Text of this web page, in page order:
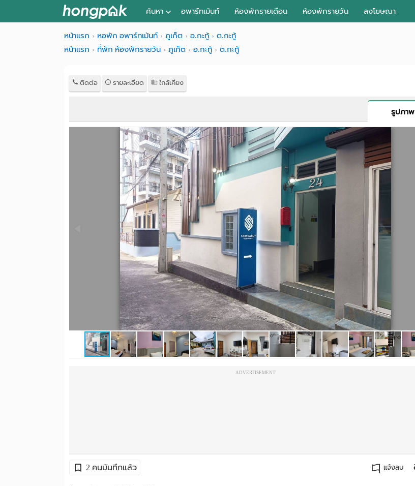
ค้นหา
หอพัก ใกล้ฉัน
ค้นจากสถานีรถไฟฟ้า
ค้นแบบละเอียด
อพาร์ทเม้นท์ ห้องพักรายเดือน ห้องพักรายวัน ลงโฆษณา
หน้าแรก หอพัก อพาร์ทเม้นท์ ภูเก็ต อ.กะทู้
ต.กะทู้
หน้าแรก
ที่พัก ห้องพักรายวัน ภูเก็ต อ.กะทู้ ต.กะทู้
ติดต่อ รายละเอียด ใกล้เคียง
รูปภาพ
ADVERTISEMENT
2 คนบันทึกแล้ว แจ้งลบ